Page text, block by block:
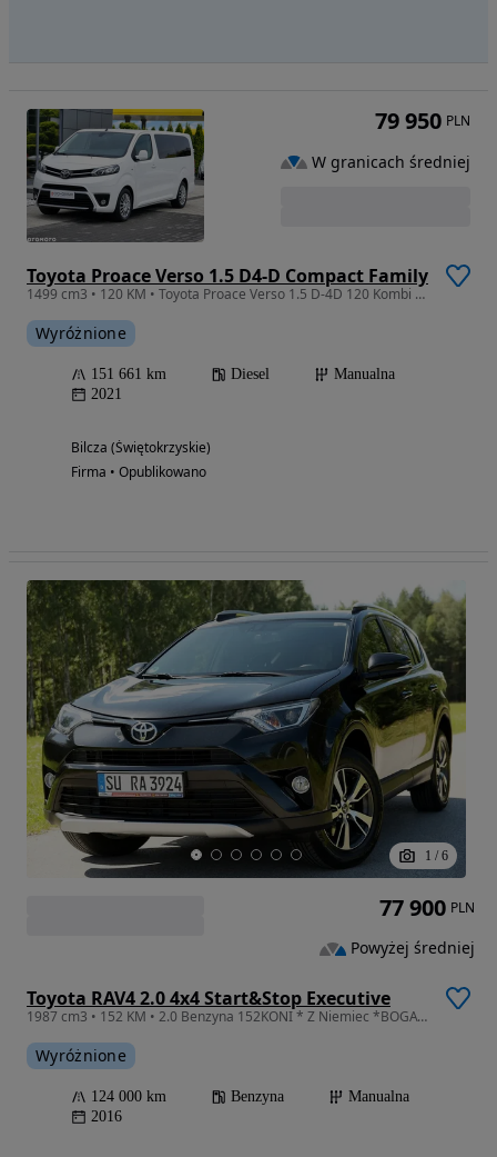
Toyota Proace Verso 1.5 D4-D Compact Family
1499 cm3 • 120 KM • Toyota Proace Verso 1.5 D-4D 120 Kombi Medium 4d
Wyróżnione
151 661 km Diesel
Manualna
2021
Bilcza (Świętokrzyskie)
Firma • Opublikowano
79 950 PLN
W granicach średniej
1 / 6
Toyota RAV4 2.0 4x4 Start&Stop Executive
1987 cm3 • 152 KM • 2.0 Benzyna 152KONI * Z Niemiec *BOGATE!*NAVI* KAMERA *FULL!! IDEAŁ!
Wyróżnione
124 000 km Benzyna
Manualna
2016
77 900 PLN
Powyżej średniej